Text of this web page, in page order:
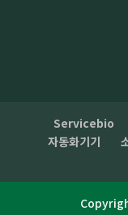
Servicebio
자동화기기